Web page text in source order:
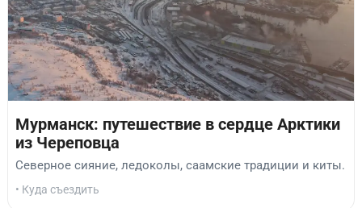
Мурманск: путешествие в сердце Арктики
из Череповца
Северное сияние, ледоколы, саамские традиции и киты.
• Куда съездить